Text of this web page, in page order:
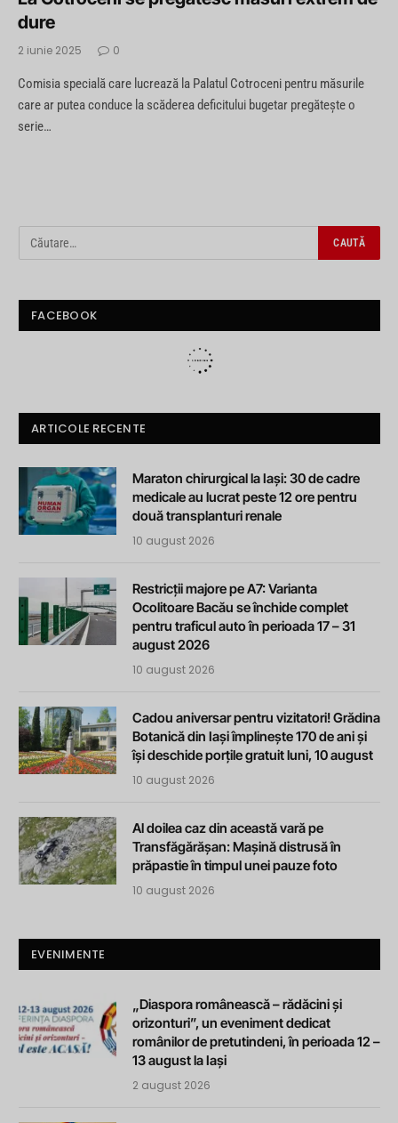
dure
2 iunie 2025 0
Comisia specială care lucrează la Palatul Cotroceni pentru măsurile
care ar putea conduce la scăderea deficitului bugetar pregătește o
serie…
FACEBOOK
ARTICOLE RECENTE
Maraton chirurgical la Iași: 30 de cadre
medicale au lucrat peste 12 ore pentru
două transplanturi renale
10 august 2026
Restricții majore pe A7: Varianta
Ocolitoare Bacău se închide complet
pentru traficul auto în perioada 17 – 31
august 2026
10 august 2026
Cadou aniversar pentru vizitatori! Grădina
Botanică din Iași împlinește 170 de ani și
își deschide porțile gratuit luni, 10 august
10 august 2026
Al doilea caz din această vară pe
Transfăgărășan: Mașină distrusă în
prăpastie în timpul unei pauze foto
10 august 2026
EVENIMENTE
„Diaspora românească – rădăcini și
orizonturi”, un eveniment dedicat
românilor de pretutindeni, în perioada 12 –
13 august la Iași
2 august 2026